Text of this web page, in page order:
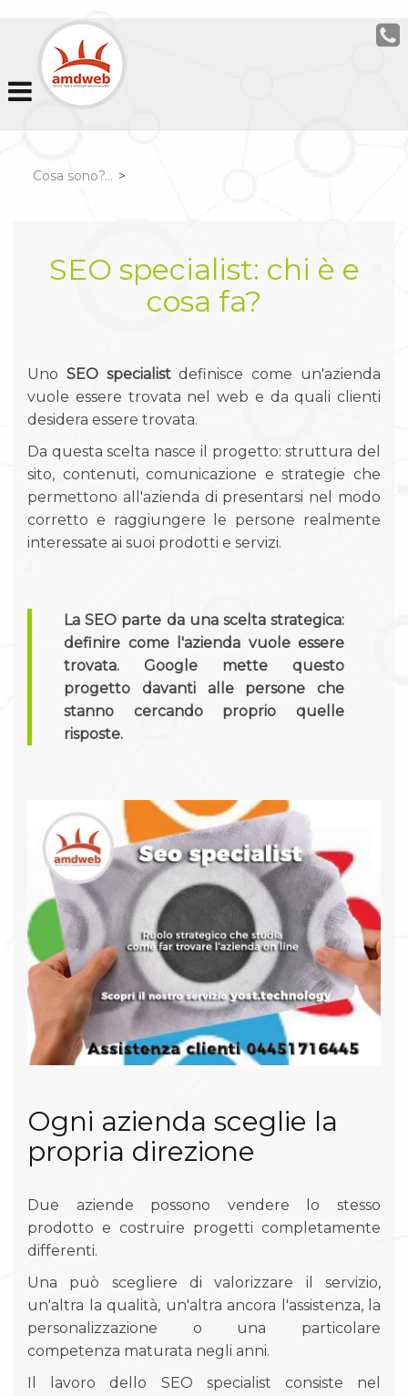
Cosa sono?... >
SEO specialist: chi è e
cosa fa?
Uno SEO specialistdefinisce come un'azienda
vuole essere trovata nel web e da quali clienti
desidera essere trovata.
Da questa scelta nasce il progetto: struttura del
sito, contenuti, comunicazione e strategie che
permettono all'azienda di presentarsi nel modo
corretto e raggiungere le persone realmente
interessate ai suoi prodotti e servizi.
La SEO parte da una scelta strategica:
definire come l'azienda vuole essere
trovata. Google mette questo
progetto davanti alle persone che
stanno cercando proprio quelle
risposte.
Ogni azienda sceglie la
propria direzione
Due aziende possono vendere lo stesso
prodotto e costruire progetti completamente
differenti.
Una può scegliere di valorizzare il servizio,
un'altra la qualità, un'altra ancora l'assistenza, la
personalizzazione o una particolare
competenza maturata negli anni.
Il lavoro dello SEO specialist consiste nel